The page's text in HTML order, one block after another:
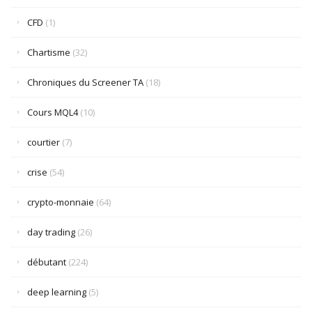
CFD (1)
Chartisme (32)
Chroniques du Screener TA (18)
Cours MQL4(10)
courtier (7)
crise (54)
crypto-monnaie (64)
day trading (26)
débutant (224)
deep learning (5)